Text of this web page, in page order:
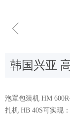
ꁆ
泡罩包装机 HM
扎机 HB 40S可实现
韩国兴亚